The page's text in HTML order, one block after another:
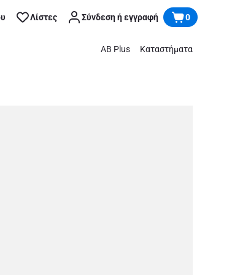
Λίστες Σύνδεση ή εγγραφή 0
AB Plus Καταστήματα